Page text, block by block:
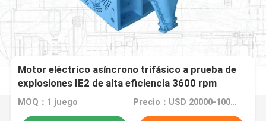
Motor eléctrico asíncrono trifásico a prueba de
explosiones IE2 de alta eficiencia 3600 rpm
MOQ：1 juego Precio：USD 20000-100000